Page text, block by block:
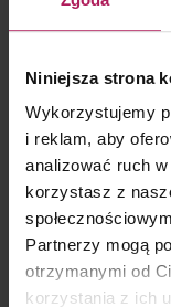
Niniejsza strona
Wykorzystujemy
i reklam, aby
analizować ruch
korzystasz z
Partnerzy mogą
otrzymanymi od
korzystania z ich
wyłącznie z
w sytuacji, gdy
spełnione.
Sąd odwołał
formalne nie
do odliczenia
ryzyko